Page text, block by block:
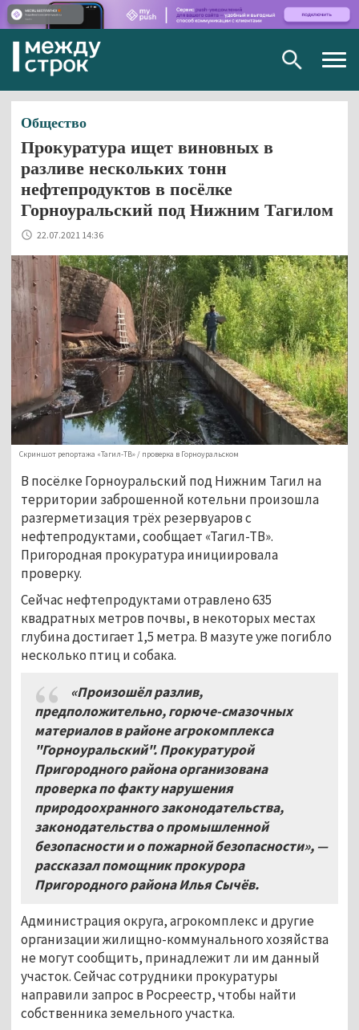
Общество
Прокуратура ищет виновных в
разливе нескольких тонн
нефтепродуктов в посёлке
Горноуральский под Нижним Тагилом
22.07.2021 14:36
Скриншот репортажа «Тагил-ТВ» / проверка в Горноуральском
В посёлке Горноуральский под Нижним Тагил на
территории заброшенной котельни произошла
разгерметизация трёх резервуаров с
нефтепродуктами, сообщает «Тагил-ТВ».
Пригородная прокуратура инициировала
проверку.
Сейчас нефтепродуктами отравлено 635
квадратных метров почвы, в некоторых местах
глубина достигает 1,5 метра. В мазуте уже погибло
несколько птиц и собака.
«Произошёл разлив,
предположительно, горюче-смазочных
материалов в районе агрокомплекса
"Горноуральский". Прокуратурой
Пригородного района организована
проверка по факту нарушения
природоохранного законодательства,
законодательства о промышленной
безопасности и о пожарной безопасности», —
рассказал помощник прокурора
Пригородного района Илья Сычёв.
Администрация округа, агрокомплекс и другие
организации жилищно-коммунального хозяйства
не могут сообщить, принадлежит ли им данный
участок. Сейчас сотрудники прокуратуры
направили запрос в Росреестр, чтобы найти
собственника земельного участка.